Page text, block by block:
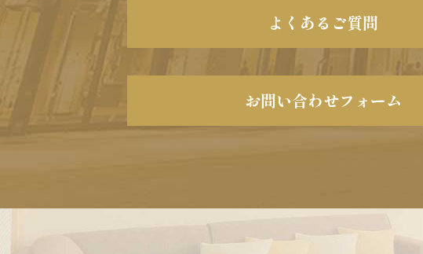
よくあるご質問
お問い合わせフォーム